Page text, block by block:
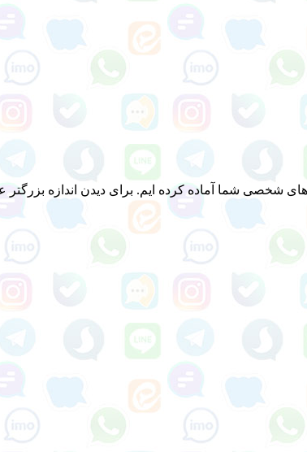
شما آماده کرده ایم. برای دیدن اندازه بزرگتر